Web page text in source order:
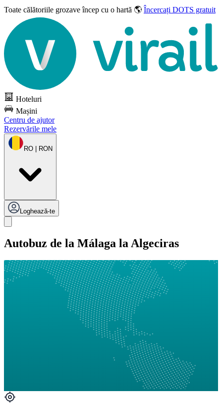
Toate călătoriile grozaveîncep cu o hartă 🌎 Încercați DOTS gratuit
Hoteluri
Mașini
Centru de ajutor
Rezervările mele
RO | RON
Loghează-te
Autobuz de la Málaga la Algeciras